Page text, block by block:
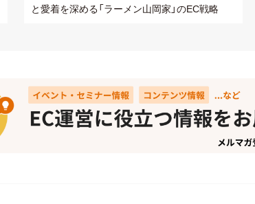
と愛着を深める「ラーメン山岡家」のEC戦略